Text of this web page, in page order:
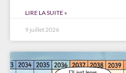
LIRE LA SUITE »
9 juillet 2026